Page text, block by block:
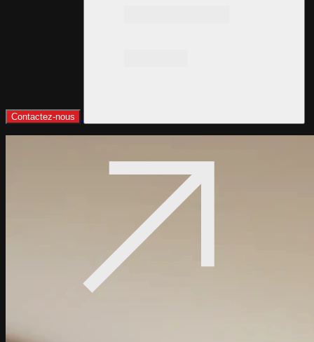
Contactez-nous